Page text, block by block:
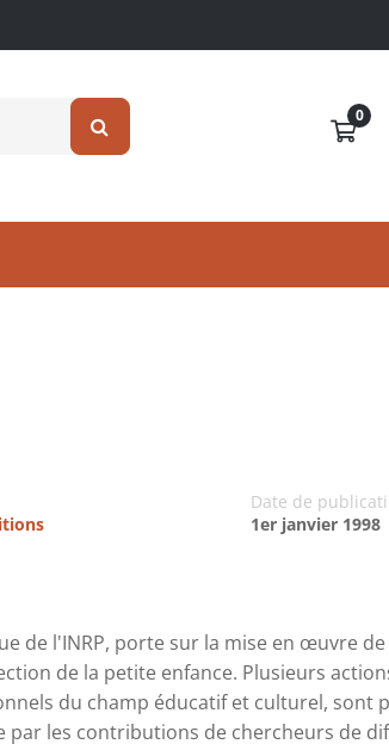
0
Date de
1er janvier 1998
de l'INRP, porte sur la mise en œuvre
de la petite enfance. Plusieurs
du champ éducatif et culturel, sont
par les contributions de chercheurs de